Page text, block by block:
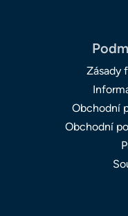
Zásady
Obchodní
Obchodní